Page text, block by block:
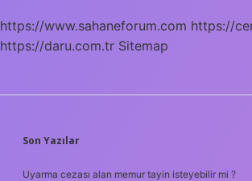
https://www.sahaneforum.com https://
https://daru.com.tr Sitemap
SIDEBAR
Son Yazılar
Uyarma cezası alan memur tayin isteyebilir mi ?